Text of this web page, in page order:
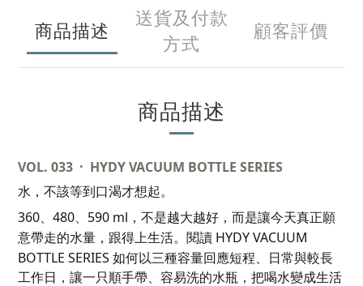
商品描述
送貨及付款
方式
顧客評價
商品描述
VOL. 033 · HYDY VACUUM BOTTLE SERIES
水，不該等到口渴才想起。
360 480 590 ml ，不是越大越好，而是讓今天真正願
意帶走的水量，跟得上生活。閱讀 HYDY VACUUM
BOTTLE SERIES 如何以三種容量回應短程、日常與較長
工作日，讓一只順手帶、容易洗的水瓶，把喝水變成生活